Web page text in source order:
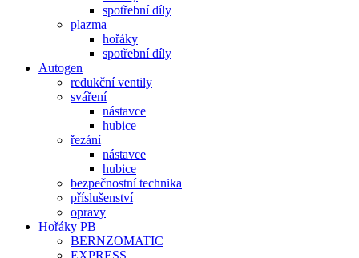
spotřební díly
plazma
hořáky
spotřební díly
Autogen
redukční ventily
sváření
nástavce
hubice
řezání
nástavce
hubice
bezpečnostní technika
příslušenství
opravy
Hořáky PB
BERNZOMATIC